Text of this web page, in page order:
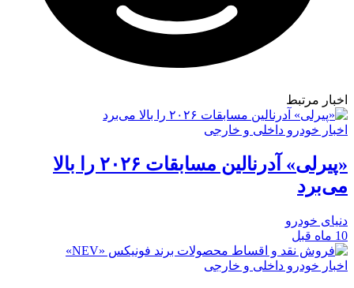
اخبار مرتبط
اخبار خودرو داخلی و خارجی
«پیرلی» آدرنالین مسابقات ۲۰۲۶ را بالا
می‌برد
دنیای خودرو
10 ماه قبل
اخبار خودرو داخلی و خارجی